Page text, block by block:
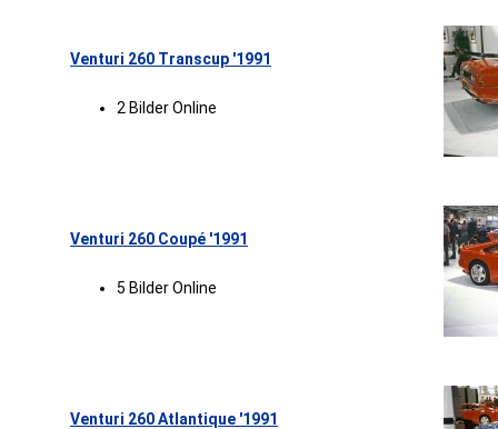
Venturi 260 Transcup '1991
2 Bilder Online
Venturi 260 Coupé '1991
5 Bilder Online
Venturi 260 Atlantique '1991